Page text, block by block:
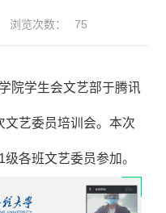
浏览次数： 75
院学生会文艺部于腾讯
文艺委员培训会。本次
各班文艺委员参加。